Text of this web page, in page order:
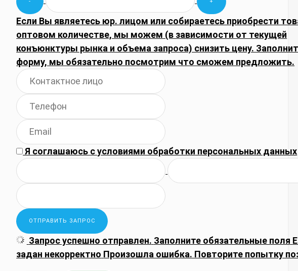
Если Вы являетесь юр. лицом или собираетесь приобрести
оптовом количестве, мы можем (в зависимости от текущей
конъюнктуры рынка и объема запроса) снизить цену.
форму, мы обязательно посмотрим что сможем предложить.
Я соглашаюсь сусловиями обработки персональных данных
Запрос успешно отправлен. Заполните обязательные поля
задан некорректно Произошла ошибка. Повторите попытку